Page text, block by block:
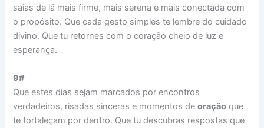
saias de lá mais firme, mais serena e mais conectada com
o propósito. Que cada gesto simples te lembre do cuidado
divino. Que tu retornes com o coração cheio de luz e
esperança.
9#
Que estes dias sejam marcados por encontros
verdadeiros, risadas sinceras e momentos deoração que
te fortaleçam por dentro. Que tu descubras respostas que